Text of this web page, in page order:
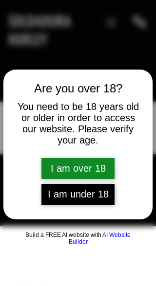
Are you over 18?
You need to be 18 years old
or older in order to access
our website. Please verify
your age.
I am over 18
I am under 18
Build a FREE AI website with AI Website
Builder
SOLDADURA
HURLEY
Mensaje
Rafael Hernandez